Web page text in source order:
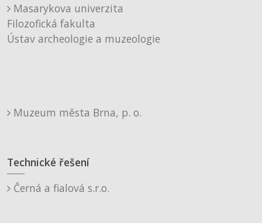
Masarykova univerzita
Filozofická fakulta
Ústav archeologie a muzeologie
Muzeum města Brna, p. o.
Technické řešení
Černá a fialová s.r.o.